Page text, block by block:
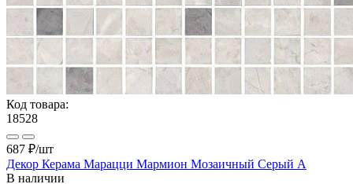
Код товара:
18528
687 ₽/шт
Декор Керама Марацци Мармион Мозаичный Серый A
В наличии